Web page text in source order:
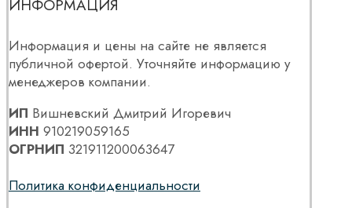
ИНФОРМАЦИЯ
Информация и цены на сайте не является
публичной офертой. Уточняйте информацию у
менеджеров компании.
ИП Вишневский Дмитрий Игоревич
ИНН 910219059165
ОГРНИП 321911200063647
Политика конфиденциальности